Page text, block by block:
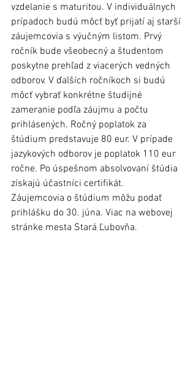
vzdelanie s maturitou. V individuálnych
prípadoch budú môcť byť prijatí aj starší
záujemcovia s výučným listom. Prvý
ročník bude všeobecný a študentom
poskytne prehľad z viacerých vedných
odborov. V ďalších ročníkoch si budú
môcť vybrať konkrétne študijné
zameranie podľa záujmu a počtu
prihlásených. Ročný poplatok za
štúdium predstavuje 80 eur. V prípade
jazykových odborov je poplatok 110 eur
ročne. Po úspešnom absolvovaní štúdia
získajú účastníci certifikát.
Záujemcovia o štúdium môžu podať
prihlášku do 30. júna. Viac na webovej
stránke mesta Stará Ľubovňa.